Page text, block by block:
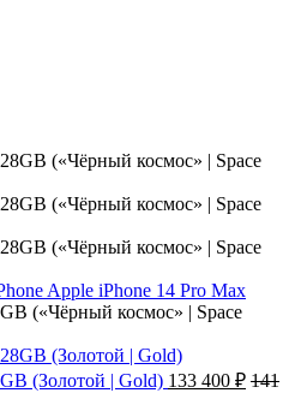
Apple iPhone 14 Pro Max
(«Чёрный космос» | Space
(Золотой | Gold) 133 400 ₽ 141